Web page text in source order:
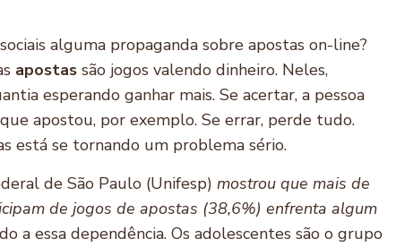
alguma propaganda sobre apostas on-line?
apostas são jogos valendo dinheiro. Neles,
esperando ganhar mais. Se acertar, a pessoa
apostou, por exemplo. Se errar, perde tudo.
está se tornando um problema sério.
de São Paulo (Unifesp) mostrou que mais de
de jogos de apostas (38,6%) enfrenta algum
a essa dependência. Os adolescentes são o grupo